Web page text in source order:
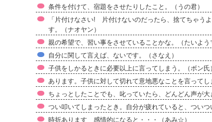
条件を付けて、宿題をさせたりしたこと。（うの君）
「片付けなさい! 片付けないのだったら、捨てちゃう
す。（ナオヤン）
親の希望で、習い事をさせていることかな。（たいよう
自分に関して言えば、ないです。（さなえ）
子供をしかるときに必要以上に言ってしまう。（ボン氏
あります。子供に対して切れて意地悪なことを言ってし
ちょっとしたことでも、叱っていたら、どんどん声が
つい叩いてしまったとき。自分が疲れていると、つい
時折あります 感情的になると・・・（あみ☆）